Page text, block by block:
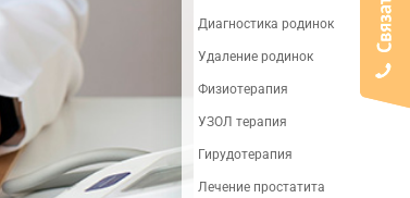
Диагностика родинок
Удаление родинок
Физиотерапия
УЗОЛ терапия
Гирудотерапия
Лечение простатита